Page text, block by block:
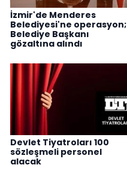
İzmir'de Menderes
Belediyesi'ne operasyon;
Belediye Başkanı
gözaltına alındı
Devlet Tiyatroları 100
sözleşmeli personel
alacak